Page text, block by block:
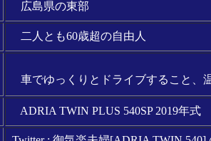
広島県の東部
二人とも60歳超の自由人
車でゆっくりとドライブすること、
ADRIA TWIN PLUS 540SP2019年式